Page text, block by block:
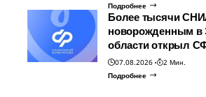
Подробнее
Более тысячи
новорожденным в
области открыл
07.08.2026
2 Мин.
Подробнее